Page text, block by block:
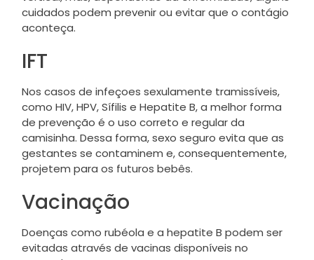
cuidados podem prevenir ou evitar que o contágio
aconteça.
IFT
Nos casos de infeçoes sexulamente tramissíveis,
como HIV, HPV, Sífilis e Hepatite B, a melhor forma
de prevenção é o uso correto e regular da
camisinha. Dessa forma, sexo seguro evita que as
gestantes se contaminem e, consequentemente,
projetem para os futuros bebês.
Vacinação
Doenças como rubéola e a hepatite B podem ser
evitadas através de vacinas disponíveis no